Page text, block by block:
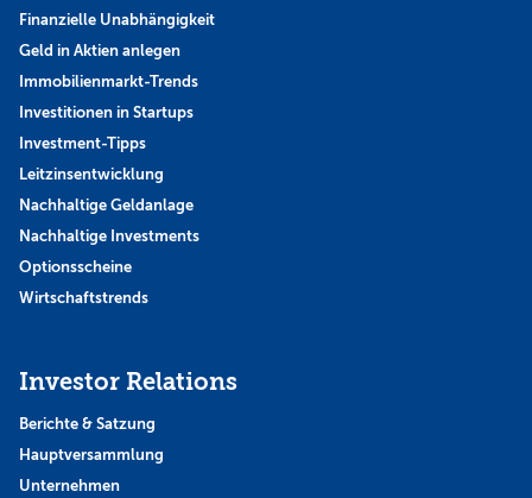
Finanzielle Unabhängigkeit
Geld in Aktien anlegen
Immobilienmarkt-Trends
Investitionen in Startups
Investment-Tipps
Leitzinsentwicklung
Nachhaltige Geldanlage
Nachhaltige Investments
Optionsscheine
Wirtschaftstrends
Investor Relations
Berichte & Satzung
Hauptversammlung
Unternehmen